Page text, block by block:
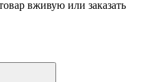
вживую или заказать